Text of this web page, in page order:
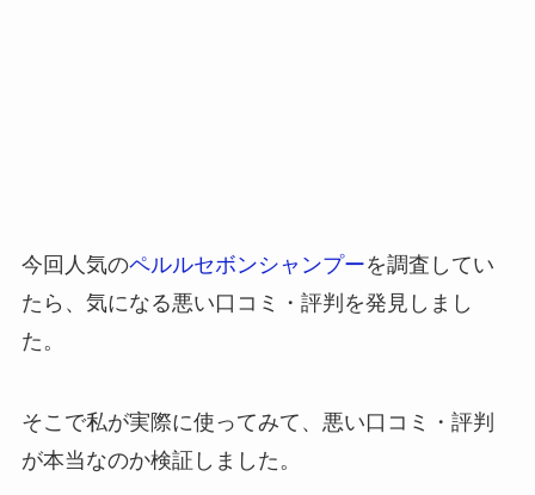
今回人気のペルルセボンシャンプーを調査してい
たら、気になる悪い口コミ・評判を発見しまし
た。
そこで私が実際に使ってみて、悪い口コミ・評判
が本当なのか検証しました。